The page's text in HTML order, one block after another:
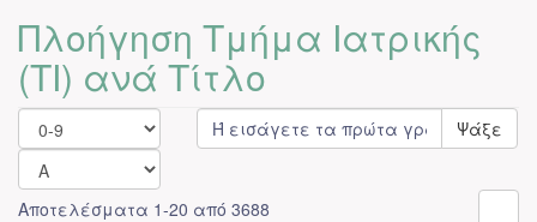
Πλοήγηση Τμήμα Ιατρικής
(ΤΙ) ανά Τίτλο
Ψάξε
Αποτελέσματα 1-20 από 3688